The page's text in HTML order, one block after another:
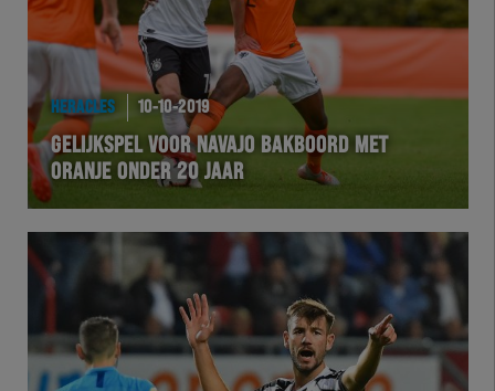
HERACLES 10-10-2019
GELIJKSPEL VOOR NAVAJO BAKBOORD MET
ORANJE ONDER 20 JAAR